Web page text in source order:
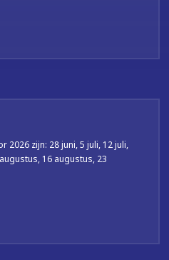
2026 zijn: 28 juni, 5 juli, 12 juli,
16 augustus, 23